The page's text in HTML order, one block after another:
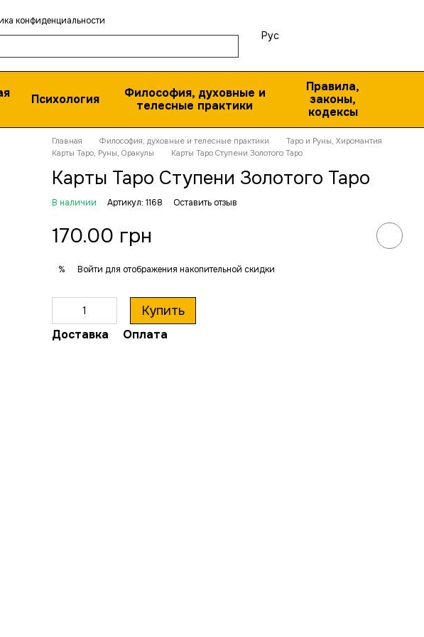
конфиденциальности
Рус
Психология
Философия, духовные и
телесные практики
Правила,
законы,
кодексы
Главная Философия, духовные и телесные практики
Таро и Руны, Хиромантия
Карты Таро, Руны, Оракулы
Карты Таро Ступени Золотого Таро
Карты Таро Ступени Золотого Таро
В наличии Артикул: 1168 Оставить отзыв
170.00 грн
% Войти для отображения накопительной скидки
Купить
Доставка Оплата